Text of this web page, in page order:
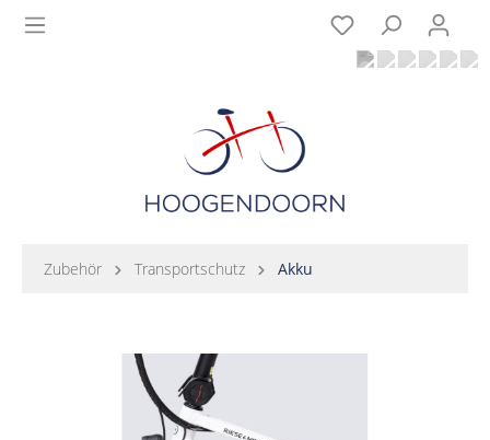
Zubehör Transportschutz Akku